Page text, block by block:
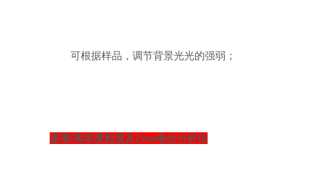
可根据样品，调节背景光光的强弱；
原液/高浓度粒度及Zeta电位分析仪